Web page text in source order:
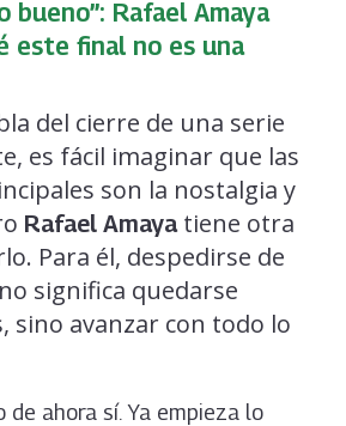
bueno”: Rafael Amaya
este final no es una
del cierre de una serie
es fácil imaginar que las
son la nostalgia y
Rafael Amayatiene otra
Para él, despedirse de
significa quedarse
sino avanzar con todo lo
de ahora sí. Ya empieza lo